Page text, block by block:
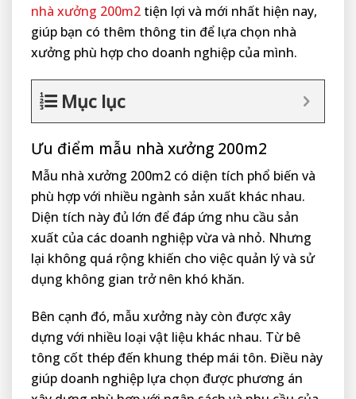
nhà xưởng 200m2 tiện lợi và mới nhất hiện nay,
giúp bạn có thêm thông tin để lựa chọn nhà
xưởng phù hợp cho doanh nghiệp của mình.
Mục lục
Ưu điểm mẫu nhà xưởng 200m2
Mẫu nhà xưởng 200m2 có diện tích phổ biến và
phù hợp với nhiều ngành sản xuất khác nhau.
Diện tích này đủ lớn để đáp ứng nhu cầu sản
xuất của các doanh nghiệp vừa và nhỏ. Nhưng
lại không quá rộng khiến cho việc quản lý và sử
dụng không gian trở nên khó khăn.
Bên cạnh đó, mẫu xưởng này còn được xây
dựng với nhiều loại vật liệu khác nhau. Từ bê
tông cốt thép đến khung thép mái tôn. Điều này
giúp doanh nghiệp lựa chọn được phương án